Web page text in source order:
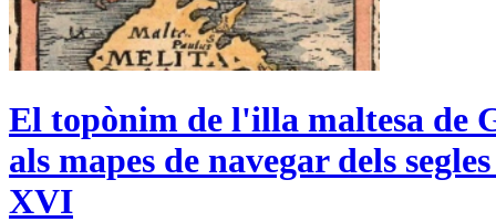
El topònim de l'illa maltesa de
als mapes de navegar dels
XVI